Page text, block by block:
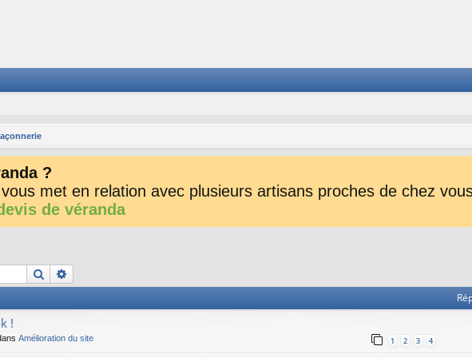
?
met en relation avec plusieurs artisans proches de chez
de véranda
Rechercher
!
Amélioration du site 1 2 3 4